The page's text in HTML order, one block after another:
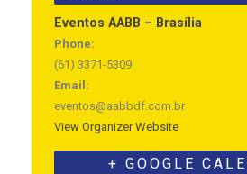
Eventos AABB – Brasília
Phone:
(61) 3371-5309
Email:
eventos@aabbdf.com.br
View Organizer Website
+ GOOGLE